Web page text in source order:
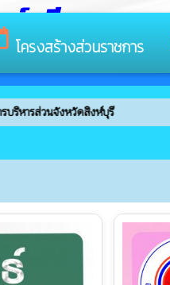
โครงสร้างส่วนราชการ
บุรี
ดสิงห์บุรี